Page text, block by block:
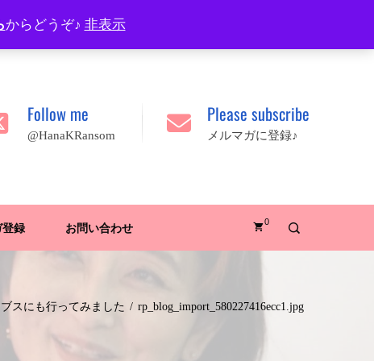
からどうぞ♪ 非表示
プロフィール FAQ
Follow me
@HanaKRansom
Please subscribe
メルマガに登録♪
登録 お問い合わせ 0
スにも行ってみました rp_blog_import_580227416ecc1.jpg